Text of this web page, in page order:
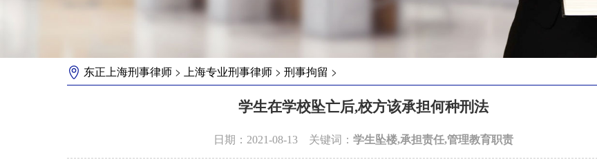
东正上海刑事律师 > 上海专业刑事律师 > 刑事拘留 >
学生在学校坠亡后,校方该承担何种刑法
日期：2021-08-13 关键词： 学生坠楼,承担责任,管理教育职责